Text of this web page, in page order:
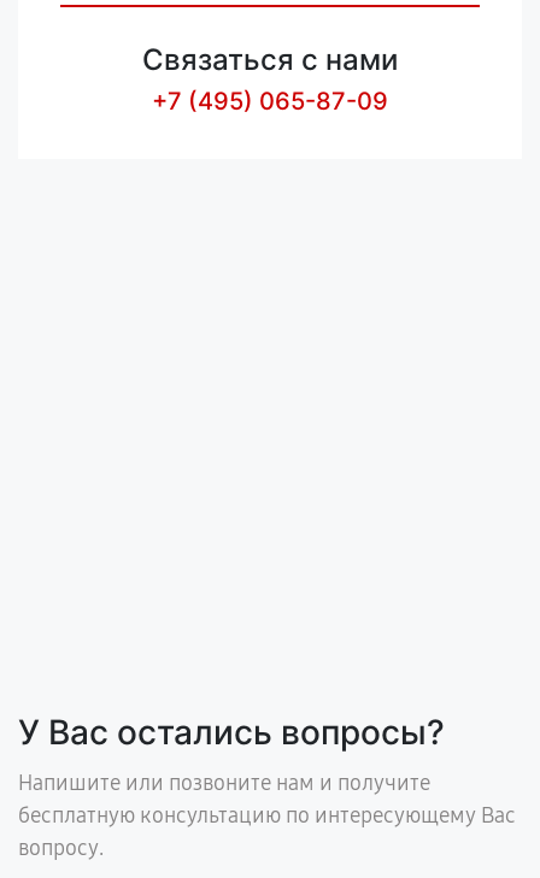
Связаться с нами
+7 (495) 065-87-09
У Вас остались вопросы?
Напишите или позвоните нам и получите
бесплатную консультацию по интересующему Вас
вопросу.